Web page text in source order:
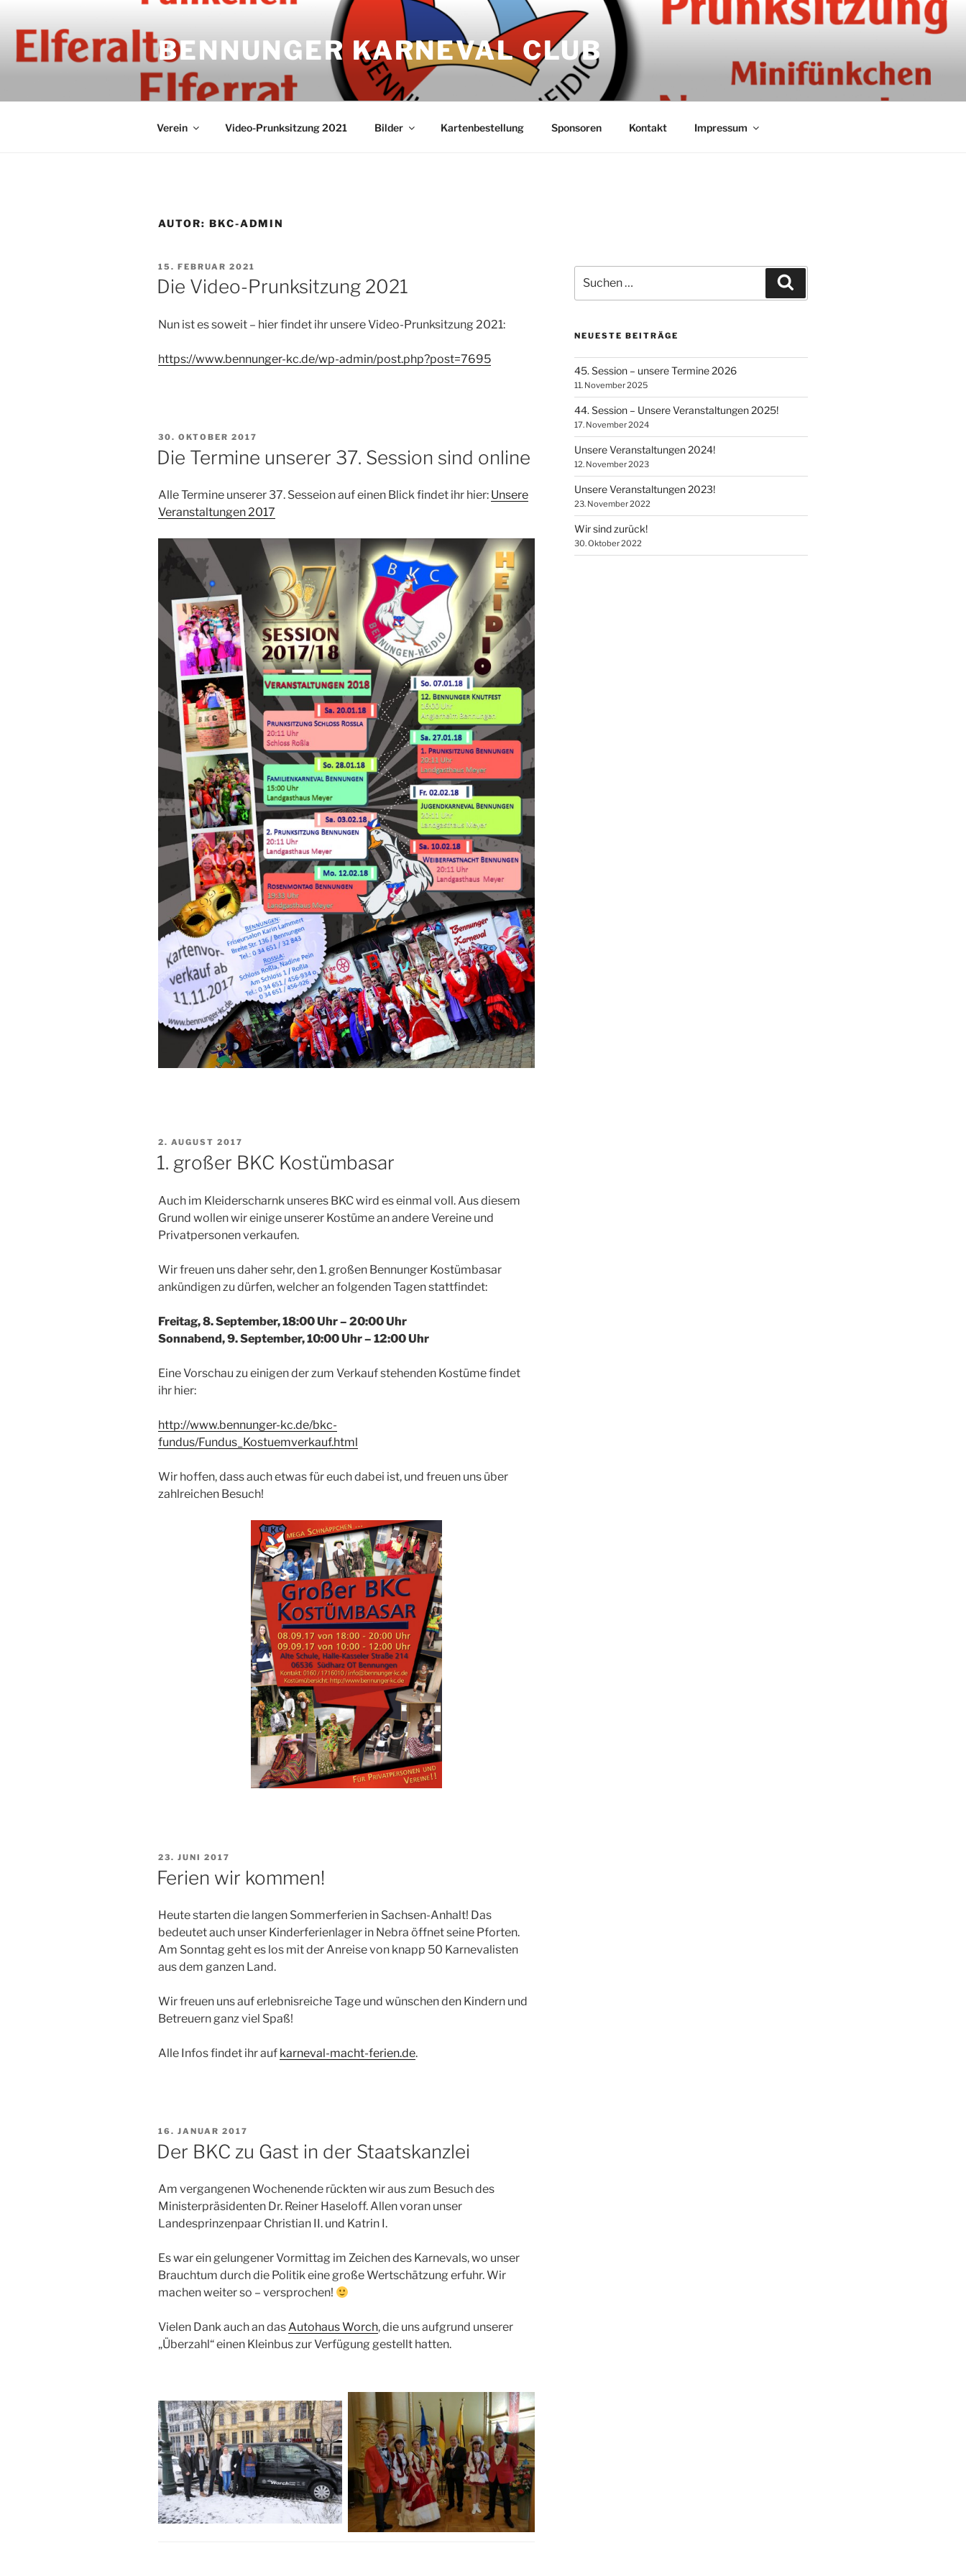
springen
BENNUNGER KARNEVAL CLUB
Verein Video-Prunksitzung 2021 Bilder Kartenbestellung Sponsoren Kontakt Impressum
AUTOR: BKC-ADMIN
VERÖFFENTLICHT
AM
15. FEBRUAR 2021
Die Video-Prunksitzung 2021
Nun ist es soweit – hier findet ihr unsere Video-Prunksitzung 2021:
https://www.bennunger-kc.de/wp-admin/post.php?post=7695
VERÖFFENTLICHT
30. OKTOBER 2017
Die Termine unserer 37. Session sind online
Alle Termine unserer 37. Sesseion auf einen Blick findet ihr hier: Unsere
Veranstaltungen 2017
VERÖFFENTLICHT
AM
2. AUGUST 2017
1. großer BKC Kostümbasar
Auch im Kleiderscharnk unseres BKC wird es einmal voll. Aus diesem
Grund wollen wir einige unserer Kostüme an andere Vereine und
Privatpersonen verkaufen.
Wir freuen uns daher sehr, den 1. großen Bennunger Kostümbasar
ankündigen zu dürfen, welcher an folgenden Tagen stattfindet:
Freitag, 8. September, 18:00 Uhr – 20:00 Uhr
Sonnabend, 9. September, 10:00 Uhr – 12:00 Uhr
Eine Vorschau zu einigen der zum Verkauf stehenden Kostüme findet
ihr hier:
http://www.bennunger-kc.de/bkc-
fundus/Fundus_Kostuemverkauf.html
Wir hoffen, dass auch etwas für euch dabei ist, und freuen uns über
zahlreichen Besuch!
VERÖFFENTLICHT
AM
23. JUNI 2017
Ferien wir kommen!
Heute starten die langen Sommerferien in Sachsen-Anhalt! Das
bedeutet auch unser Kinderferienlager in Nebra öffnet seine Pforten.
Am Sonntag geht es los mit der Anreise von knapp 50 Karnevalisten
aus dem ganzen Land.
Wir freuen uns auf erlebnisreiche Tage und wünschen den Kindern und
Betreuern ganz viel Spaß!
Alle Infos findet ihr auf karneval-macht-ferien.de.
VERÖFFENTLICHT
AM
16. JANUAR 2017
Der BKC zu Gast in der Staatskanzlei
Am vergangenen Wochenende rückten wir aus zum Besuch des
Ministerpräsidenten Dr. Reiner Haseloff. Allen voran unser
Landesprinzenpaar Christian II. und Katrin I.
Es war ein gelungener Vormittag im Zeichen des Karnevals, wo unser
Brauchtum durch die Politik eine große Wertschätzung erfuhr. Wir
machen weiter so – versprochen!
Vielen Dank auch an dasAutohaus Worch, die uns aufgrund unserer
„Überzahl“ einen Kleinbus zur Verfügung gestellt hatten.
nach:
NEUESTE BEITRÄGE
45. Session – unsere Termine 2026
11. November 2025
44. Session – Unsere Veranstaltungen 2025!
17. November 2024
Unsere Veranstaltungen 2024!
12. November 2023
Unsere Veranstaltungen 2023!
23. November 2022
Wir sind zurück!
30. Oktober 2022